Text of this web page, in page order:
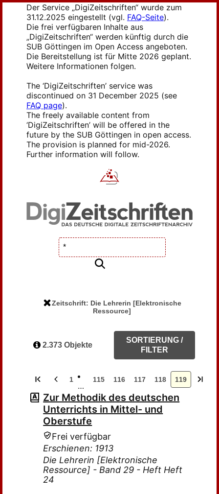
Der Service „DigiZeitschriften“ wurde zum
31.12.2025 eingestellt (vgl. FAQ-Seite).
Die frei verfügbaren Inhalte aus
„DigiZeitschriften“ werden künftig durch die
SUB Göttingen im Open Access angeboten.
Die Bereitstellung ist für Mitte 2026 geplant.
Weitere Informationen folgen.
The ‘DigiZeitschriften’ service was
discontinued on 31 December 2025 (see
FAQ page).
The freely available content from
‘DigiZeitschriften’ will be offered in the
future by the SUB Göttingen in open access.
The provision is planned for mid-2026.
Further information will follow.
Zeitschrift: Die Lehrerin [Elektronische
Ressource]
2.373 Objekte
SORTIERUNG /
FILTER
1
…
115 116 117 118 119
Zur Methodik des deutschen
Unterrichts in Mittel- und
Oberstufe
Frei verfügbar
Erschienen: 1913
Die Lehrerin [Elektronische
Ressource] - Band 29 - Heft Heft
24